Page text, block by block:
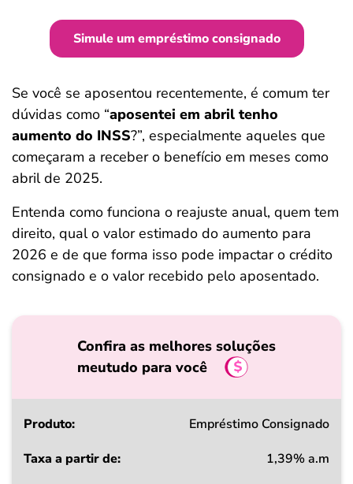
Simule um empréstimo consignado
Se você se aposentou recentemente, é comum ter
dúvidas como “aposentei em abril tenho
aumento do INSS?”, especialmente aqueles que
começaram a receber o benefício em meses como
abril de 2025.
Entenda como funciona o reajuste anual, quem tem
direito, qual o valor estimado do aumento para
2026 e de que forma isso pode impactar o crédito
consignado e o valor recebido pelo aposentado.
Confira as melhores soluções
meutudo para você
Produto
Empréstimo Consignado
1,39% a.m